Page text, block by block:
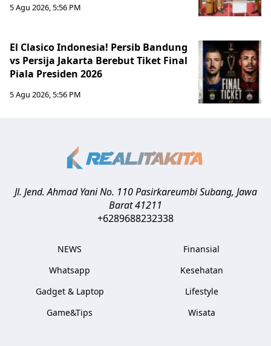
5 Agu 2026, 5:56 PM
El Clasico Indonesia! Persib Bandung
vs Persija Jakarta Berebut Tiket Final
Piala Presiden 2026
5 Agu 2026, 5:56 PM
Jl. Jend. Ahmad Yani No. 110 Pasirkareumbi Subang, Jawa
Barat41211
+6289688232338
NEWS
Whatsapp
Gadget & Laptop
Game&Tips
Finansial
Kesehatan
Lifestyle
Wisata